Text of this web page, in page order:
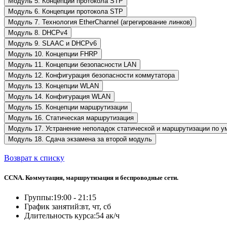
Модуль 6. Концепции протокола STP
Модуль 7. Технология EtherChannel (агрегирование линков)
Модуль 8. DHCPv4
Модуль 9. SLAAC и DHCPv6
Модуль 10. Концепции FHRP
Модуль 11. Концепции безопасности LAN
Модуль 12. Конфигурация безопасности коммутатора
Модуль 13. Концепции WLAN
Модуль 14. Конфигурация WLAN
Модуль 15. Концепции маршрутизации
Модуль 16. Статическая маршрутизация
Модуль 17. Устранение неполадок статической и маршрутизации по
Модуль 18. Сдача экзамена за второй модуль
Возврат к списку
CCNA. Коммутация, маршрутизация и беспроводные сети.
Группы:19:00 - 21:15
График занятий:вт, чт, сб
Длительность курса:54 ак/ч